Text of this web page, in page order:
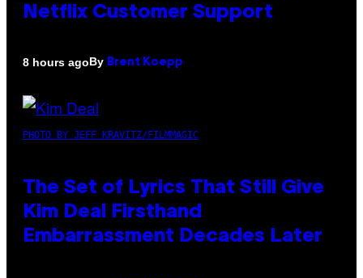
Netflix Customer Support
8 hours agoBy Brent Koepp
PHOTO BY JEFF KRAVITZ/FILMMAGIC
The Set of Lyrics That Still Give
Kim Deal Firsthand
Embarrassment Decades Later